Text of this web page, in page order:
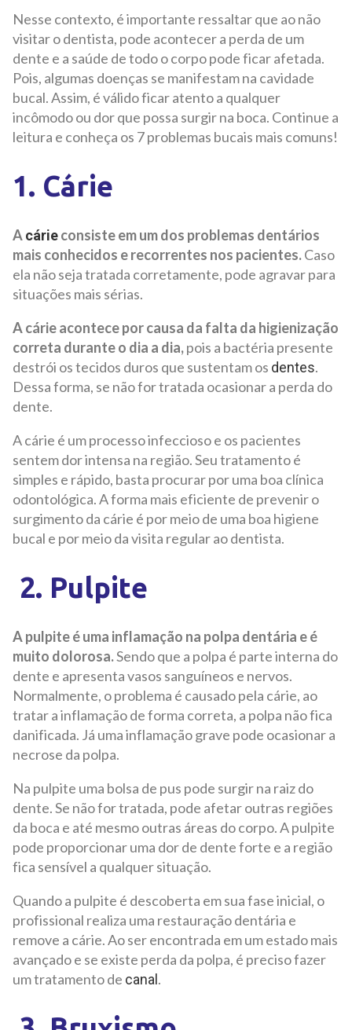
Nesse contexto, é importante ressaltar que ao não
visitar o dentista, pode acontecer a perda de um
dente e a saúde de todo o corpo pode ficar afetada.
Pois, algumas doenças se manifestam na cavidade
bucal. Assim, é válido ficar atento a qualquer
incômodo ou dor que possa surgir na boca. Continue a
leitura e conheça os 7 problemas bucais mais comuns!
1. Cárie
Acárieconsiste em um dos problemas dentários
mais conhecidos e recorrentes nos pacientes.Caso
ela não seja tratada corretamente, pode agravar para
situações mais sérias.
A cárie acontece por causa da falta da higienização
correta durante o dia a dia,pois a bactéria presente
destrói os tecidos duros que sustentam os dentes.
Dessa forma, se não for tratada ocasionar a perda do
dente.
A cárie é um processo infeccioso e os pacientes
sentem dor intensa na região. Seu tratamento é
simples e rápido, basta procurar por uma boa clínica
odontológica. A forma mais eficiente de prevenir o
surgimento da cárie é por meio de uma boa higiene
bucal e por meio da visita regular ao dentista.
2. Pulpite
A pulpite é uma inflamação na polpa dentária e é
muito dolorosa.Sendo que a polpa é parte interna do
dente e apresenta vasos sanguíneos e nervos.
Normalmente, o problema é causado pela cárie, ao
tratar a inflamação de forma correta, a polpa não fica
danificada. Já uma inflamação grave pode ocasionar a
necrose da polpa.
Na pulpite uma bolsa de pus pode surgir na raiz do
dente. Se não for tratada, pode afetar outras regiões
da boca e até mesmo outras áreas do corpo. A pulpite
pode proporcionar uma dor de dente forte e a região
fica sensível a qualquer situação.
Quando a pulpite é descoberta em sua fase inicial, o
profissional realiza uma restauração dentária e
remove a cárie. Ao ser encontrada em um estado mais
avançado e se existe perda da polpa, é preciso fazer
um tratamento de canal.